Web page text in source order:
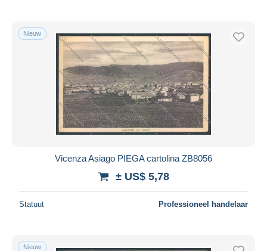
Nieuw
Vicenza Asiago PIEGA cartolina ZB8056
± US$ 5,78
Statuut Professioneel handelaar
Nieuw